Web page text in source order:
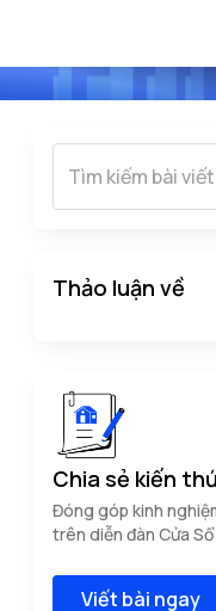
Thảo luận về
Chia sẻ kiến
Đóng góp kinh
trên diễn đàn Cửa Sổ
Viết bài ngay